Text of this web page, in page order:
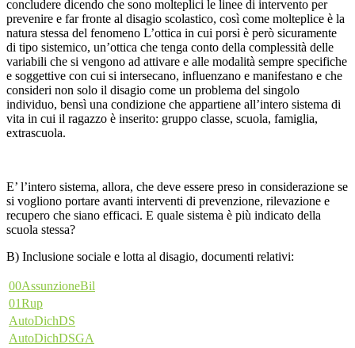
concludere dicendo che sono molteplici le linee di intervento per
prevenire e far fronte al disagio scolastico, così come molteplice è la
natura stessa del fenomeno L’ottica in cui porsi è però sicuramente
di tipo sistemico, un’ottica che tenga conto della complessità delle
variabili che si vengono ad attivare e alle modalità sempre specifiche
e soggettive con cui si intersecano, influenzano e manifestano e che
consideri non solo il disagio come un problema del singolo
individuo, bensì una condizione che appartiene all’intero sistema di
vita in cui il ragazzo è inserito: gruppo classe, scuola, famiglia,
extrascuola.
E’ l’intero sistema, allora, che deve essere preso in considerazione se
si vogliono portare avanti interventi di prevenzione, rilevazione e
recupero che siano efficaci. E quale sistema è più indicato della
scuola stessa?
B) Inclusione sociale e lotta al disagio, documenti relativi:
00AssunzioneBil
01Rup
AutoDichDS
AutoDichDSGA